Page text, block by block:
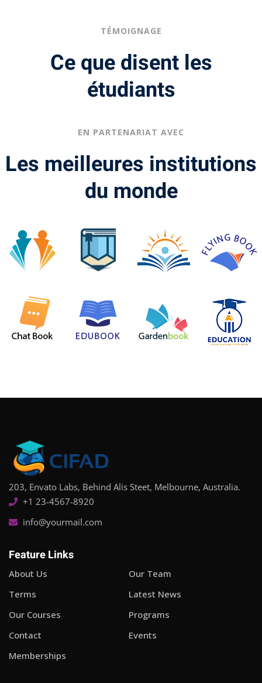
TÉMOIGNAGE
Ce que disent les
étudiants
EN PARTENARIAT AVEC
Les meilleures institutions
du monde
203, Envato Labs, Behind Alis Steet, Melbourne, Australia.
+1 23-4567-8920
info@yourmail.com
Feature Links
About Us
Our Team
Terms
Latest News
Our Courses
Programs
Contact
Events
Memberships